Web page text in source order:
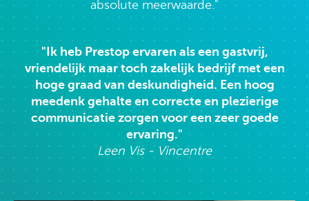
absolute meerwaarde."
"Ik heb Prestop ervaren als een gastvrij,
vriendelijk maar toch zakelijk bedrijf met een
hoge graad van deskundigheid. Een hoog
meedenk gehalte en correcte en plezierige
communicatie zorgen voor een zeer goede
ervaring."
Leen Vis - Vincentre